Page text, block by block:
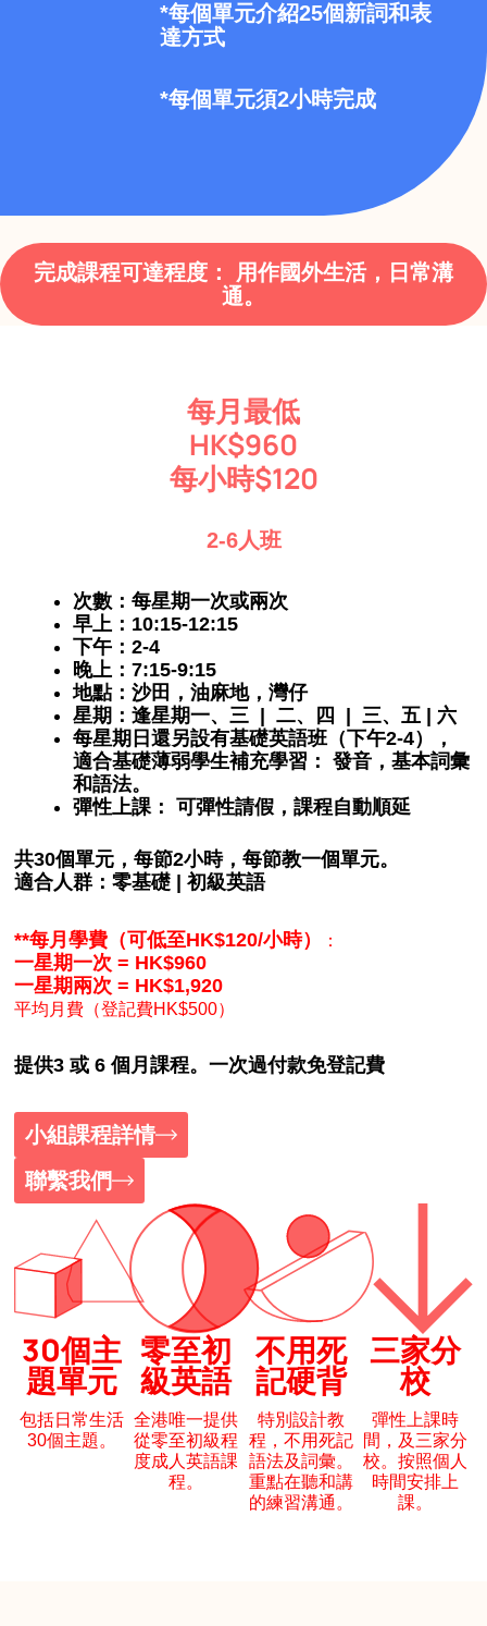
*每個單元介紹25個新詞和表
達方式
*每個單元須2小時完成
完成課程可達程度： 用作國外生活，日常溝
通。
每月最低
HK$960
每小時$120
2-6人班
次數：每星期一次或兩次
早上：10:15-12:15
下午：2-4
晚上：7:15-9:15
地點：沙田，油麻地，灣仔
星期：逢星期一、三 | 二、四 | 三、五 | 六
每星期日還另設有基礎英語班（下午2-4），
適合基礎薄弱學生補充學習： 發音，基本詞彙
和語法。
彈性上課： 可彈性請假，課程自動順延
共30個單元，每節2小時，每節教一個單元。
適合人群：零基礎 | 初級英語
**每月學費（可低至HK$120/小時） ：
一星期一次 = HK$960
一星期兩次 = HK$1,920
平均月費（登記費HK$500）
提供3 或 6 個月課程。一次過付款免登記費
小組課程詳情
聯繫我們
30個主
題單元
包括日常生活
30個主題。
零至初
級英語
全港唯一提供
從零至初級程
度成人英語課
程。
不用死
記硬背
特別設計教
程，不用死記
語法及詞彙。
重點在聽和講
的練習溝通。
三家分
校
彈性上課時
間，及三家分
校。按照個人
時間安排上
課。